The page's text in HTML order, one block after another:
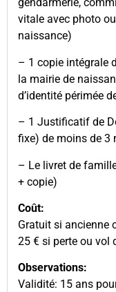
gendarmerie,
vitale avec photo
naissance)
– 1 copie intégrale
la mairie de
d’identité périmée
– 1 Justificatif de
fixe) de moins de 3
– Le livret de
+ copie)
Coût:
Gratuit si ancienne
25 € si perte ou vol
Observations:
Validité: 15 ans